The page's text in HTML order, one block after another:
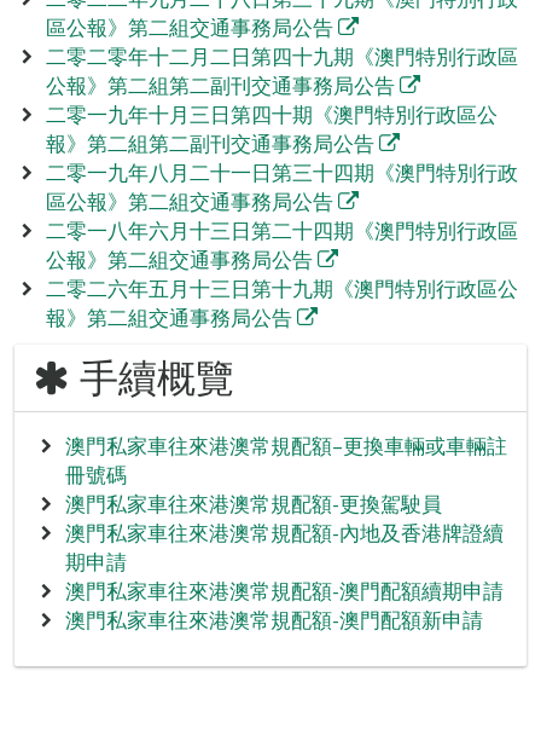
區公報》第二組交通事務局公告
二零二零年十二月二日第四十九期《澳門特別行政區
公報》第二組第二副刊交通事務局公告
二零一九年十月三日第四十期《澳門特別行政區公
報》第二組第二副刊交通事務局公告
二零一九年八月二十一日第三十四期《澳門特別行政
區公報》第二組交通事務局公告
二零一八年六月十三日第二十四期《澳門特別行政區
公報》第二組交通事務局公告
二零二六年五月十三日第十九期《澳門特別行政區公
報》第二組交通事務局公告
手續概覽
澳門私家車往來港澳常規配額–更換車輛或車輛註
冊號碼
澳門私家車往來港澳常規配額-更換駕駛員
澳門私家車往來港澳常規配額-內地及香港牌證續
期申請
澳門私家車往來港澳常規配額-澳門配額續期申請
澳門私家車往來港澳常規配額-澳門配額新申請